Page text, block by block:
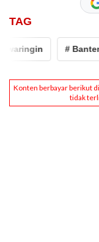
TAG
# Banten